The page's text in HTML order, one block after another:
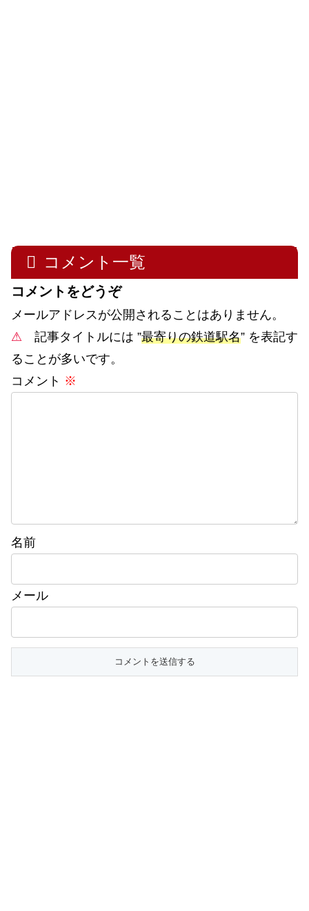
コメント一覧
コメントをどうぞ
メールアドレスが公開されることはありません。
⚠ 記事タイトルには ”最寄りの鉄道駅名” を表記す
ることが多いです。
コメント ※
名前
メール